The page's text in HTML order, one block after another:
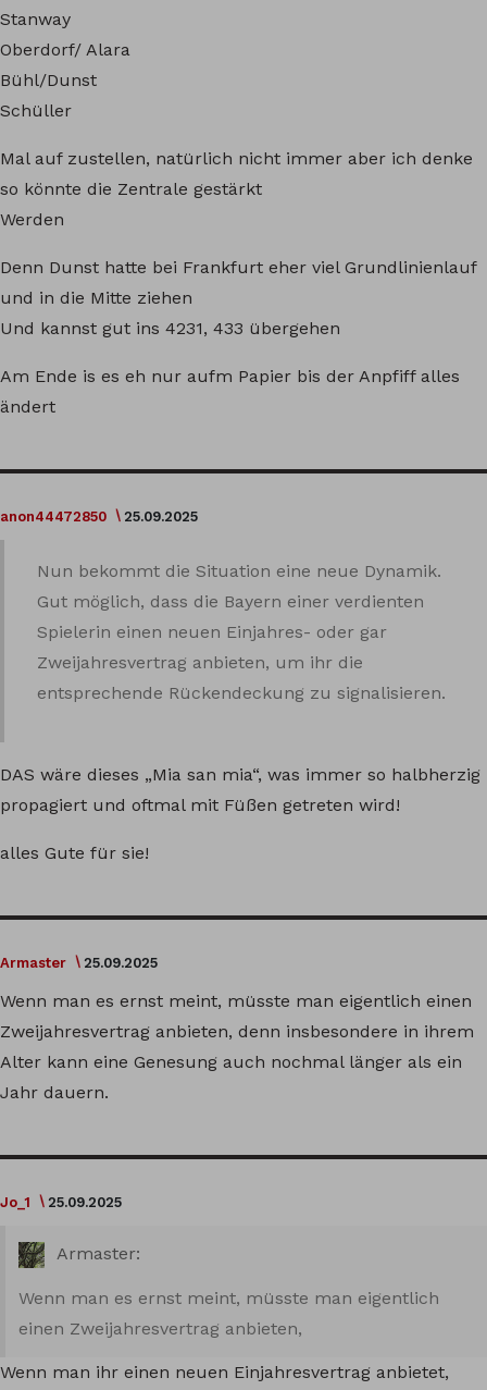
Stanway
Oberdorf/ Alara
Bühl/Dunst
Schüller
Mal auf zustellen, natürlich nicht immer aber ich denke
so könnte die Zentrale gestärkt
Werden
Denn Dunst hatte bei Frankfurt eher viel Grundlinienlauf
und in die Mitte ziehen
Und kannst gut ins 4231, 433 übergehen
Am Ende is es eh nur aufm Papier bis der Anpfiff alles
ändert
anon44472850 25.09.2025
Nun bekommt die Situation eine neue Dynamik.
Gut möglich, dass die Bayern einer verdienten
Spielerin einen neuen Einjahres- oder gar
Zweijahresvertrag anbieten, um ihr die
entsprechende Rückendeckung zu signalisieren.
DAS wäre dieses „Mia san mia“, was immer so halbherzig
propagiert und oftmal mit Füßen getreten wird!
alles Gute für sie!
Armaster 25.09.2025
Wenn man es ernst meint, müsste man eigentlich einen
Zweijahresvertrag anbieten, denn insbesondere in ihrem
Alter kann eine Genesung auch nochmal länger als ein
Jahr dauern.
Jo_1 25.09.2025
Armaster:
Wenn man es ernst meint, müsste man eigentlich
einen Zweijahresvertrag anbieten,
Wenn man ihr einen neuen Einjahresvertrag anbietet,